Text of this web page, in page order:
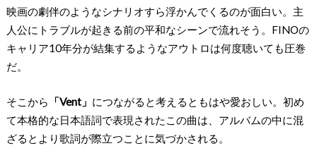
映画の劇伴のようなシナリオすら浮かんでくるのが面白い。主
人公にトラブルが起きる前の平和なシーンで流れそう。FINOの
キャリア10年分が結集するようなアウトロは何度聴いても圧巻
だ。
そこから 「Vent」 につながると考えるともはや愛おしい。初め
て本格的な日本語詞で表現されたこの曲は、アルバムの中に混
ざるとより歌詞が際立つことに気づかされる。